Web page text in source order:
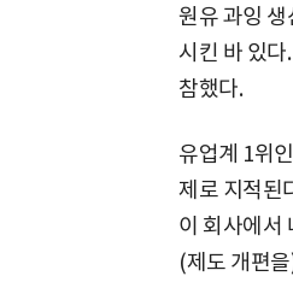
원유 과잉
시킨 바 있
참했다.
유업계 1위
제로 지적된
이 회사에서
(제도 개편